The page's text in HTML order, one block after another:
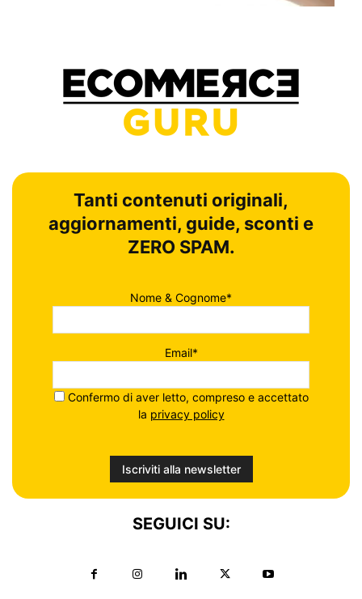
Tanti contenuti originali,
aggiornamenti, guide, sconti e
ZERO SPAM.
Nome & Cognome*
Email*
Confermo di aver letto, compreso e accettato
la privacy policy
SEGUICI SU: